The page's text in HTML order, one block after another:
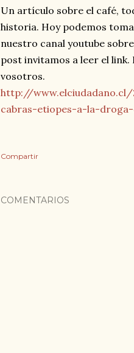
Un artículo sobre el café,
historia. Hoy podemos
nuestro canal youtube
post invitamos a leer el
vosotros.
http://
cabras-etiopes-a-la-
Compartir
COMENTARIOS